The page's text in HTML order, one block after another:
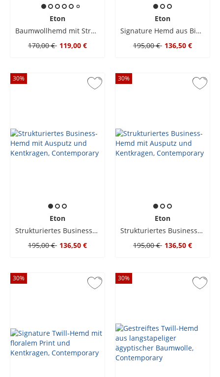
Eton
Baumwollhemd mit Streifenmuster und Haifischkragen, Slim Fit
170,00 € 119,00 €
Eton
Signature Hemd aus Bio-Baumwoll-Twill, Slim Fit
195,00 € 136,50 €
30%
Eton
Strukturiertes Business-Hemd mit Ausputz und Kentkragen, Contemporary
195,00 € 136,50 €
30%
Eton
Strukturiertes Business-Hemd mit Ausputz und Kentkragen, Contemporary
195,00 € 136,50 €
30% 30%